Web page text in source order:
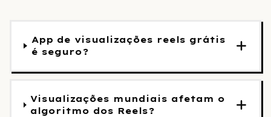
App de visualizações reels grátis
é seguro?
Visualizações mundiais afetam o
algoritmo dos Reels?